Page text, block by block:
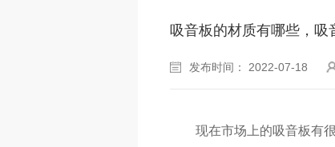
吸音板的材质有哪些，吸
发布时间： 2022-07-18
现在市场上的吸音板有